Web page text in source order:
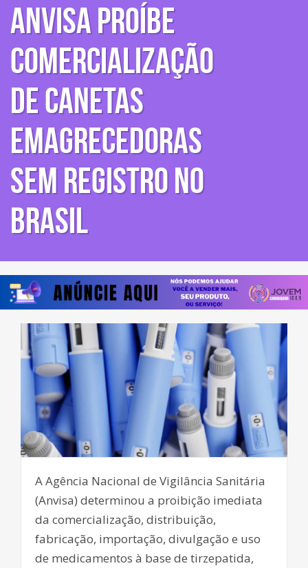
Anvisa proíbe
comercialização
de canetas
emagrecedoras
sem registro no
Brasil
A Agência Nacional de Vigilância Sanitária
(Anvisa) determinou a proibição imediata
da comercialização, distribuição,
fabricação, importação, divulgação e uso
de medicamentos à base de tirzepatida,